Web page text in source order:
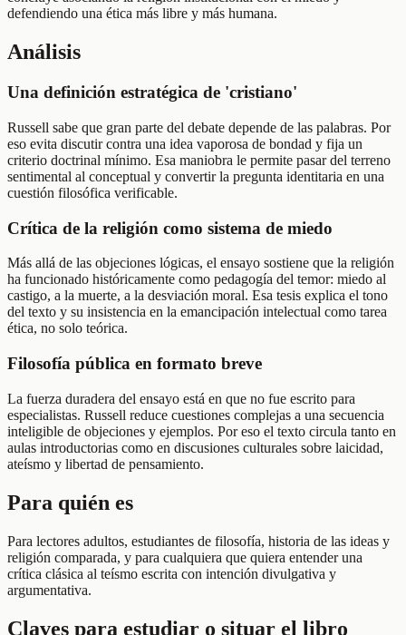
defendiendo una ética más libre y más humana.
Análisis
Una definición estratégica de 'cristiano'
Russell sabe que gran parte del debate depende de las palabras. Por
eso evita discutir contra una idea vaporosa de bondad y fija un
criterio doctrinal mínimo. Esa maniobra le permite pasar del terreno
sentimental al conceptual y convertir la pregunta identitaria en una
cuestión filosófica verificable.
Crítica de la religión como sistema de miedo
Más allá de las objeciones lógicas, el ensayo sostiene que la religión
ha funcionado históricamente como pedagogía del temor: miedo al
castigo, a la muerte, a la desviación moral. Esa tesis explica el tono
del texto y su insistencia en la emancipación intelectual como tarea
ética, no solo teórica.
Filosofía pública en formato breve
La fuerza duradera del ensayo está en que no fue escrito para
especialistas. Russell reduce cuestiones complejas a una secuencia
inteligible de objeciones y ejemplos. Por eso el texto circula tanto en
aulas introductorias como en discusiones culturales sobre laicidad,
ateísmo y libertad de pensamiento.
Para quién es
Para lectores adultos, estudiantes de filosofía, historia de las ideas y
religión comparada, y para cualquiera que quiera entender una
crítica clásica al teísmo escrita con intención divulgativa y
argumentativa.
Claves para estudiar o situar el libro